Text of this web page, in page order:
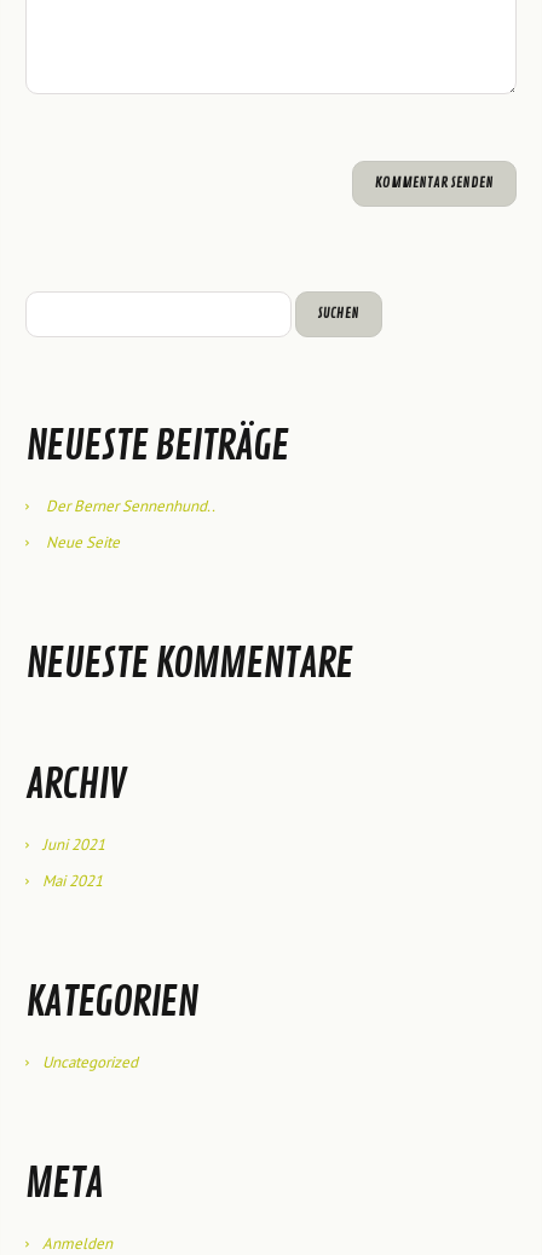
NEUESTE BEITRÄGE
Der Berner Sennenhund..
Neue Seite
NEUESTE KOMMENTARE
ARCHIV
Juni 2021
Mai 2021
KATEGORIEN
Uncategorized
META
Anmelden